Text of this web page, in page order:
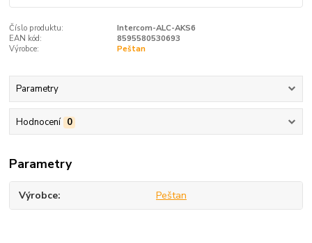
Číslo produktu:
Intercom-ALC-AKS6
EAN kód:
8595580530693
Výrobce:
Peštan
Parametry
Hodnocení 0
Parametry
Výrobce Peštan